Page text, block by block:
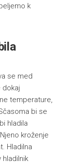
k
se med
dokaj
temperature,
bi se
hladila
kroženje
Hladilna